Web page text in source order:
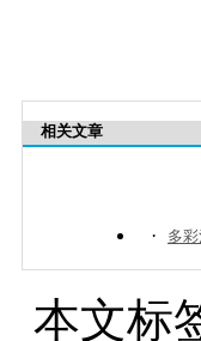
相关文章
· 多
本文标